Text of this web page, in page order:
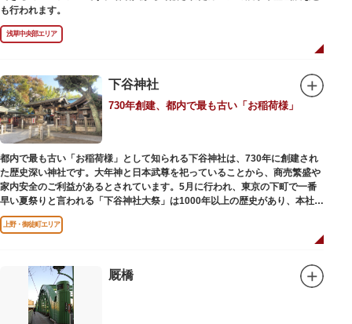
も行われます。
浅草中央部エリア
下谷神社
730年創建、都内で最も古い「お稲荷様」
都内で最も古い「お稲荷様」として知られる下谷神社は、730年に創建され
た歴史深い神社です。大年神と日本武尊を祀っていることから、商売繁盛や
家内安全のご利益があるとされています。5月に行われ、東京の下町で一番
早い夏祭りと言われる「下谷神社大祭」は1000年以上の歴史があり、本社神
輿の渡御を行う「本祭り」と、町会神輿の渡御だけの「陰祭り」が隔年に行
われています。
本殿には、日本を代表する画家 横山大観による「龍」の天井絵が掲げられて
「句碑」や、初代・三笑亭可楽の寄席が境内で初めて開かれたという「寄席
発祥之地」の石碑などの見どころも。
オリジナルの朱印帳の販売や、月や日によって限定の御朱印頒布も行ってい
上野・御徒町エリア
厩橋